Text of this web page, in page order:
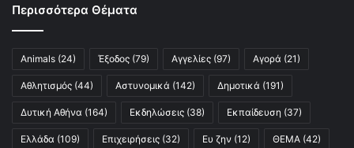
Περισσότερα Θέματα
Animals (24) Έξοδος (79) Αγγελίες (97) Αγορά (21)
Αθλητισμός (44) Αστυνομικά (142) Δημοτικά (191)
Δυτική Αθήνα (164) Εκδηλώσεις (38) Εκπαίδευση (37)
Ελλάδα (109) Επιχειρήσεις (32) Ευ ζην (12) ΘΕΜΑ (42)